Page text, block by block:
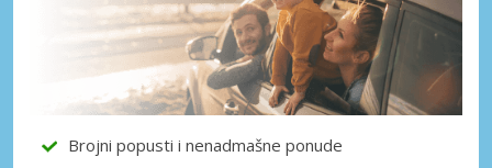
Posebni popusti
Pristupite ekskluzivnim ponudama naših
dobavljača
Brojni popusti i nenadmašne ponude